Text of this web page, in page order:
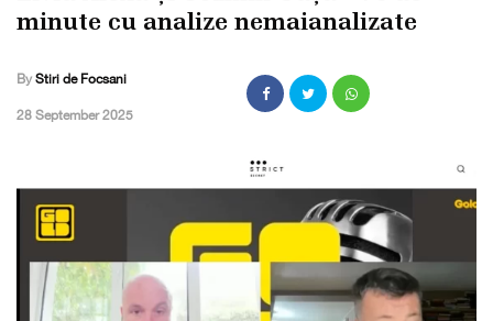
minute cu analize nemaianalizate
By Stiri de Focsani
,28 September 2025